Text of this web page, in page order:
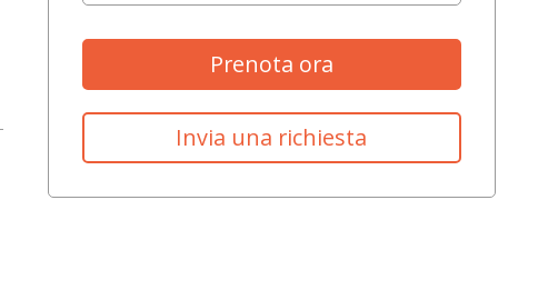
Prenota ora
Invia una richiesta